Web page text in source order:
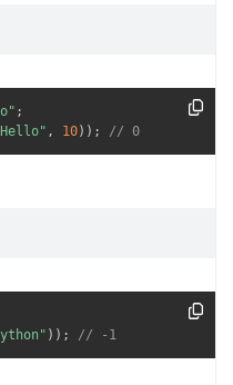
;
, 10) ) ; // 0
) ) ; // -1